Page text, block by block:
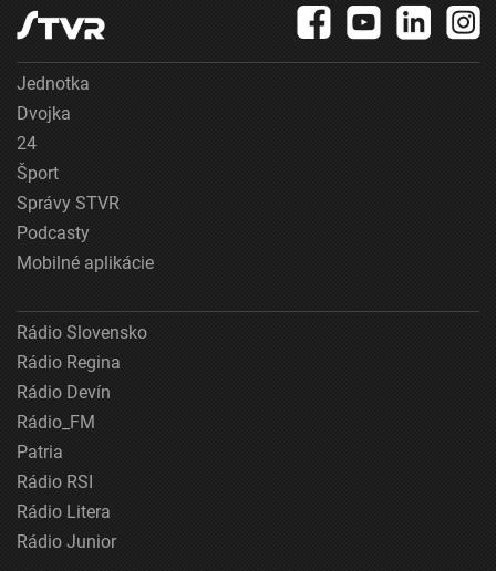
Jednotka
Dvojka
24
Šport
Správy STVR
Podcasty
Mobilné aplikácie
Rádio Slovensko
Rádio Regina
Rádio Devín
Rádio_FM
Patria
Rádio RSI
Rádio Litera
Rádio Junior